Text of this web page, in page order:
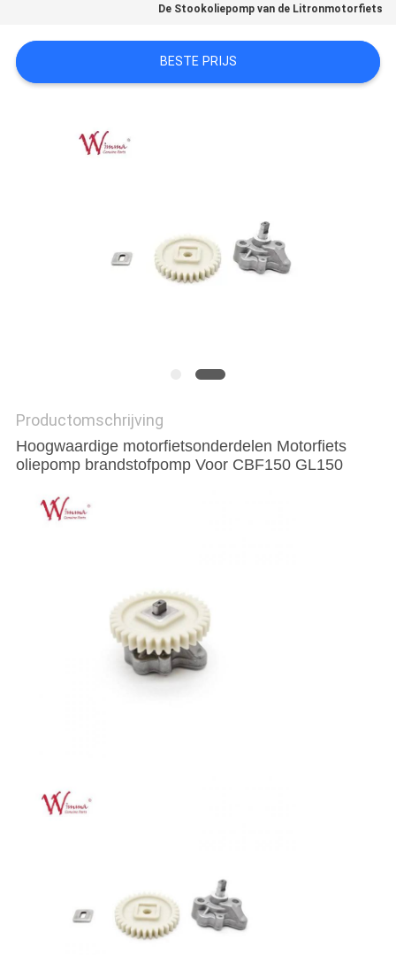
PRIVACYBELEID
De Stookoliepomp van de Litronmotorfiets
BESTE PRIJS
Productomschrijving
Hoogwaardige motorfietsonderdelen Motorfiets
oliepomp brandstofpomp Voor CBF150 GL150